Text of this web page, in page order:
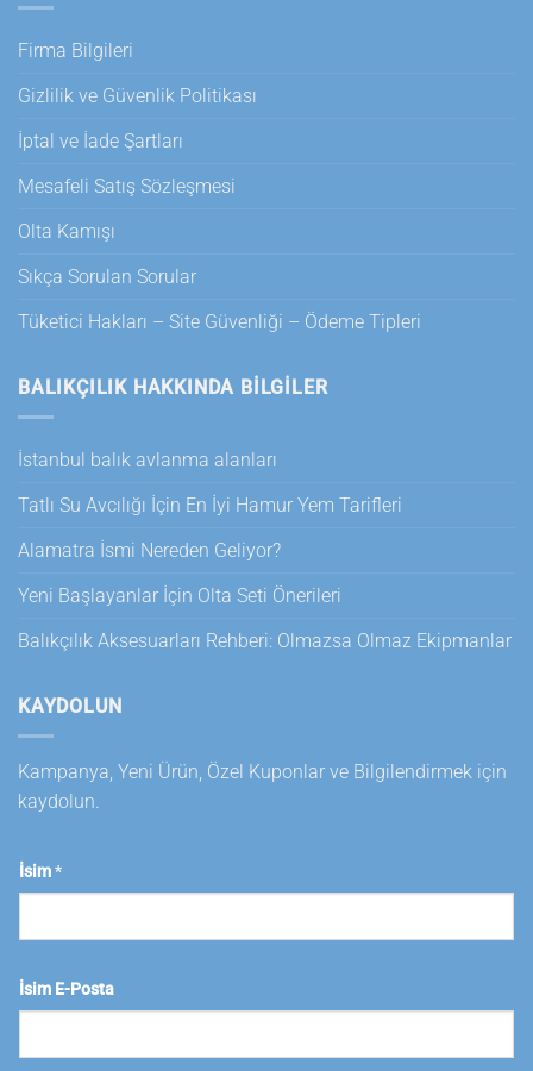
Firma Bilgileri
Gizlilik ve Güvenlik Politikası
İptal ve İade Şartları
Mesafeli Satış Sözleşmesi
Olta Kamışı
Sıkça Sorulan Sorular
Tüketici Hakları – Site Güvenliği – Ödeme Tipleri
BALIKÇILIK HAKKINDA BILGILER
İstanbul balık avlanma alanları
Tatlı Su Avcılığı İçin En İyi Hamur Yem Tarifleri
Alamatra İsmi Nereden Geliyor?
Yeni Başlayanlar İçin Olta Seti Önerileri
Balıkçılık Aksesuarları Rehberi: Olmazsa Olmaz Ekipmanlar
KAYDOLUN
Kampanya, Yeni Ürün, Özel Kuponlar ve Bilgilendirmek için
kaydolun.
İsim*
İsim E-Posta